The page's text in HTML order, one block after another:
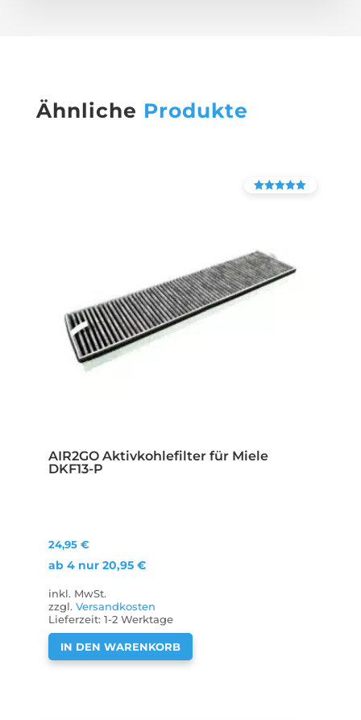
Ähnliche Produkte
AIR2GO Aktivkohlefilter für Miele
DKF13-P
24,95 €
ab 4 nur 20,95 €
inkl. MwSt.
zzgl. Versandkosten
Lieferzeit: 1-2 Werktage
IN DEN WARENKORB